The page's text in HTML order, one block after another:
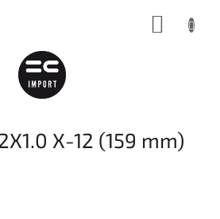
X-12 (159 mm)